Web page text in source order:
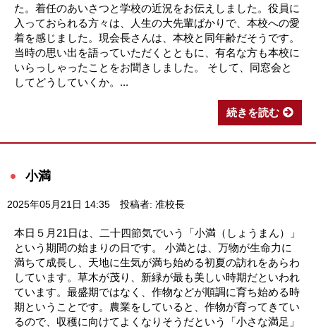
た。着任のあいさつと学校の近況をお伝えしました。役員に
入っておられる方々は、人生の大先輩ばかりで、本校への愛
着を感じました。現会長さんは、本校と同年齢だそうです。
当時の思い出を語っていただくとともに、有名な方も本校に
いらっしゃったことをお聞きしました。 そして、同窓会と
してどうしていくか。...
続きを読む
小満
2025年05月21日 14:35 投稿者: 准校長
本日５月21日は、二十四節気でいう「小満（しょうまん）」
という期間の始まりの日です。 小満とは、万物が生命力に
満ちて成長し、天地に生気が満ち始める初夏の訪れをあらわ
しています。草木が茂り、新緑が最も美しい時期だといわれ
ています。最盛期ではなく、作物などが順調に育ち始める時
期ということです。農業をしていると、作物が育ってきてい
るので、収穫に向けてよくなりそうだという「小さな満足」